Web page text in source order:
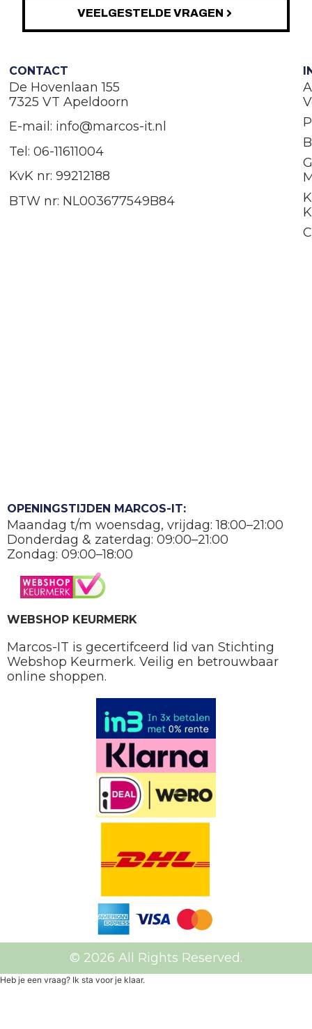
VEELGESTELDE VRAGEN
CONTACT
De Hovenlaan 155
7325 VT Apeldoorn
E-mail: info@marcos-it.nl
Tel: 06-11611004
KvK nr: 99212188
BTW nr: NL003677549B84
OPENINGSTIJDEN MARCOS-IT:
Maandag t/m woensdag, vrijdag: 18:00–21:00
Donderdag & zaterdag: 09:00–21:00
Zondag: 09:00–18:00
WEBSHOP KEURMERK
Marcos-IT is gecertifceerd lid van Stichting
Webshop Keurmerk. Veilig en betrouwbaar
online shoppen.
© 2026 All Rights Reserved.
Heb je een vraag? Ik sta voor je klaar.